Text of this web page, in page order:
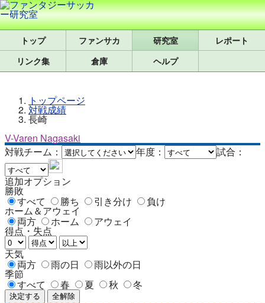
トップ 研究室
レポート
リンク集
倉庫 ヘルプ
トップページ
対戦成績
長崎
V-Varen Nagasaki
対戦チーム：
年度： 試合：
追加オプション
勝敗
すべて 勝ち 引き分け 負け
ホーム＆アウェイ
両方 ホーム アウェイ
得点・失点
天気
両方 雨の日 雨以外の日
季節
すべて 春 夏 秋 冬
決定する 全解除